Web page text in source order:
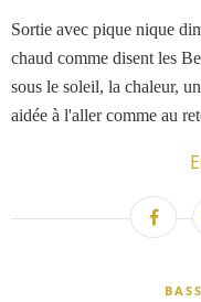
Sortie avec pique nique
chaud comme disent les
sous le soleil, la chaleur,
aidée à l'aller comme au